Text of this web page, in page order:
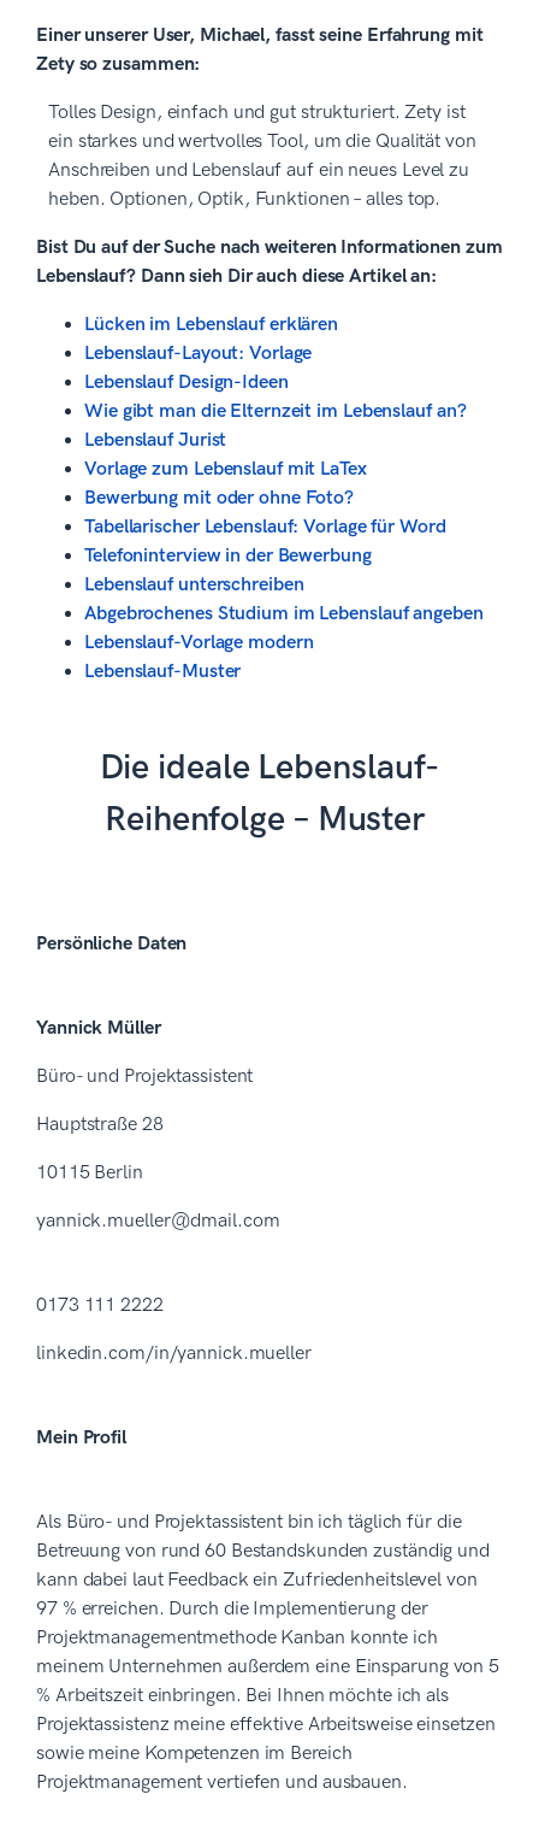
Einer unserer User, Michael, fasst seine Erfahrung mit
Zety so zusammen:
Tolles Design, einfach und gut strukturiert. Zety ist
ein starkes und wertvolles Tool, um die Qualität von
Anschreiben und Lebenslauf auf ein neues Level zu
heben. Optionen, Optik, Funktionen – alles top.
Bist Du auf der Suche nach weiteren Informationen zum
Lebenslauf? Dann sieh Dir auch diese Artikel an:
Lücken im Lebenslauf erklären
Lebenslauf-Layout: Vorlage
Lebenslauf Design-Ideen
Wie gibt man die Elternzeit im Lebenslauf an?
Lebenslauf Jurist
Vorlage zum Lebenslauf mit LaTex
Bewerbung mit oder ohne Foto?
Tabellarischer Lebenslauf: Vorlage für Word
Telefoninterview in der Bewerbung
Lebenslauf unterschreiben
Abgebrochenes Studium im Lebenslauf angeben
Lebenslauf-Vorlage modern
Lebenslauf-Muster
Die ideale Lebenslauf-
Reihenfolge – Muster
Persönliche Daten
Yannick Müller
Büro- und Projektassistent
Hauptstraße 28
10115 Berlin
yannick.mueller@dmail.com
0173 111 2222
linkedin.com/in/yannick.mueller
Mein Profil
Als Büro- und Projektassistent bin ich täglich für die
Betreuung von rund 60 Bestandskunden zuständig und
kann dabei laut Feedback ein Zufriedenheitslevel von
97 % erreichen. Durch die Implementierung der
Projektmanagementmethode Kanban konnte ich
meinem Unternehmen außerdem eine Einsparung von 5
% Arbeitszeit einbringen. Bei Ihnen möchte ich als
Projektassistenz meine effektive Arbeitsweise einsetzen
sowie meine Kompetenzen im Bereich
Projektmanagement vertiefen und ausbauen.